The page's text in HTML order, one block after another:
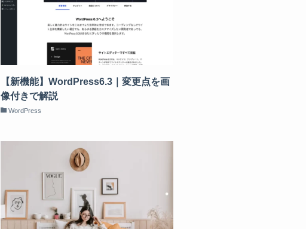
【新機能】WordPress6.3｜変更点を画
像付きで解説
WordPress